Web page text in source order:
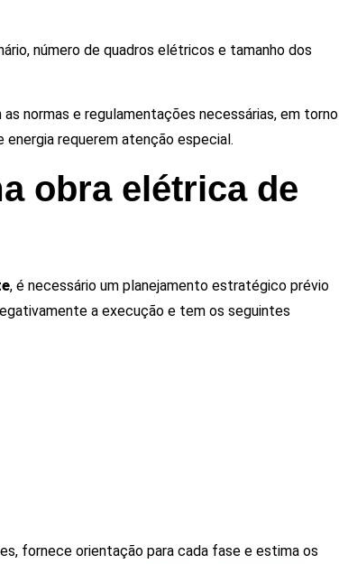
número de quadros elétricos e tamanho dos
normas e regulamentações necessárias, em torno
requerem atenção especial.
obra elétrica de
, é necessário um planejamento estratégico prévio
a execução e tem os seguintes
fornece orientação para cada fase e estima os